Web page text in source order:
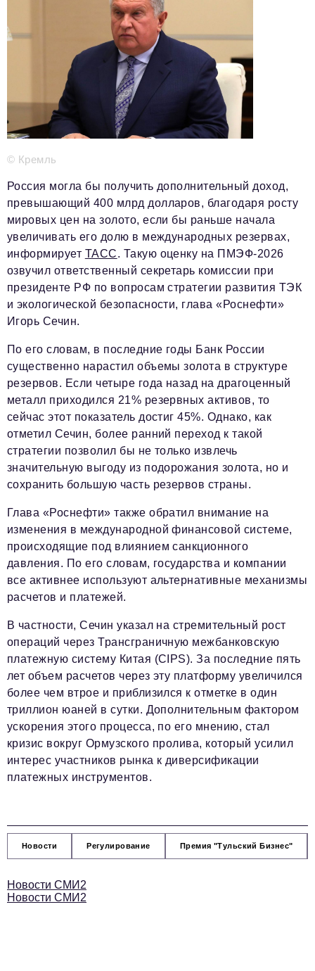
Телефон редакции:+7 495 727-01-67
Электронные почты редакции:
Информационный отдел
info@business-magazine.online
Отдел рекламы
reklama@business-magazine.online
podpiska@business-magazine.online
Отдел по работе с партнерами
partner@business-magazine.online
© Кремль
Россия могла бы получить дополнительный доход,
превышающий 400 млрд долларов, благодаря росту
мировых цен на золото, если бы раньше начала
увеличивать его долю в международных резервах,
информирует ТАСС. Такую оценку на ПМЭФ-2026
озвучил ответственный секретарь комиссии при
президенте РФ по вопросам стратегии развития ТЭК
и экологической безопасности, глава «Роснефти»
Игорь Сечин.
По его словам, в последние годы Банк России
существенно нарастил объемы золота в структуре
резервов. Если четыре года назад на драгоценный
металл приходился 21% резервных активов, то
сейчас этот показатель достиг 45%. Однако, как
отметил Сечин, более ранний переход к такой
стратегии позволил бы не только извлечь
значительную выгоду из подорожания золота, но и
сохранить большую часть резервов страны.
Глава «Роснефти» также обратил внимание на
изменения в международной финансовой системе,
происходящие под влиянием санкционного
давления. По его словам, государства и компании
все активнее используют альтернативные механизмы
расчетов и платежей.
В частности, Сечин указал на стремительный рост
операций через Трансграничную межбанковскую
платежную систему Китая (CIPS). За последние пять
лет объем расчетов через эту платформу увеличился
более чем втрое и приблизился к отметке в один
триллион юаней в сутки. Дополнительным фактором
ускорения этого процесса, по его мнению, стал
кризис вокруг Ормузского пролива, который усилил
интерес участников рынка к диверсификации
платежных инструментов.
Новости Регулирование Премия "Тульский Бизнес"
Новости СМИ2
Новости СМИ2